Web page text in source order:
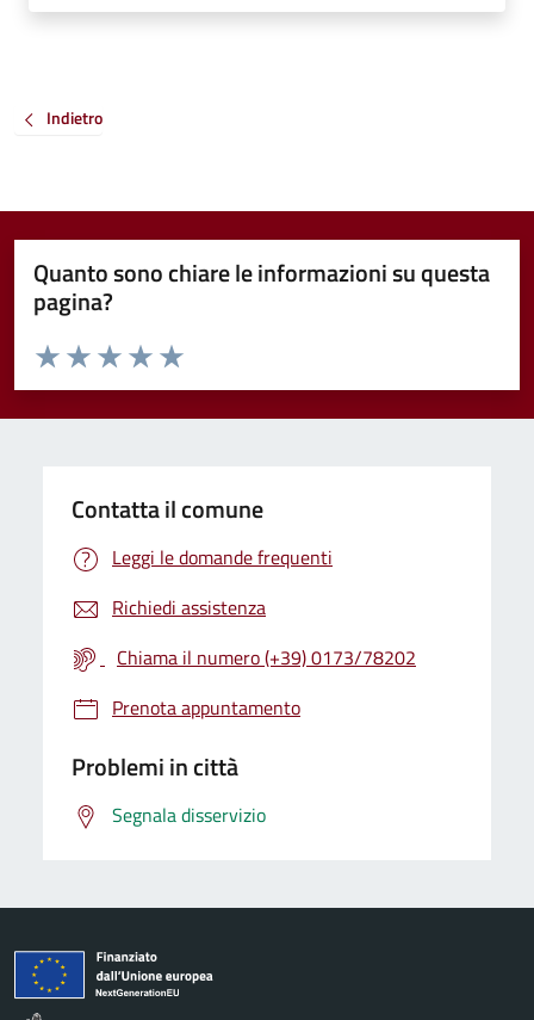
Indietro
Quanto sono chiare le informazioni su questa
pagina?
Valuta da 1 a 5 stelle la pagina
Valuta 5 stelle su 5
Valuta 4 stelle su 5
Valuta 3 stelle su 5
Valuta 2 stelle su 5
Valuta 1 stelle su 5
Contatta il comune
Leggi le domande frequenti
Richiedi assistenza
Chiama il numero (+39) 0173/78202
Prenota appuntamento
Problemi in città
Segnala disservizio